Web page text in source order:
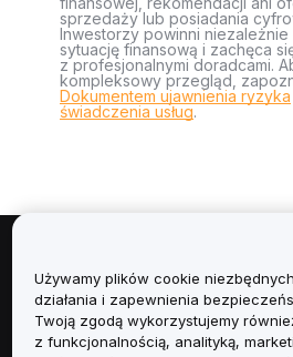
sprzedaży lub posiadania
Inwestorzy powinni
sytuację finansową i zachęca
z profesjonalnymi doradcami.
kompleksowy przegląd,
Dokumentem ujawnienia ryzyka
świadczenia usług.
Informacje
Usługi
Używamy plików cookie
działania i zapewnienia
Twoją zgodą wykorzystujemy
z funkcjonalnością, analityką,